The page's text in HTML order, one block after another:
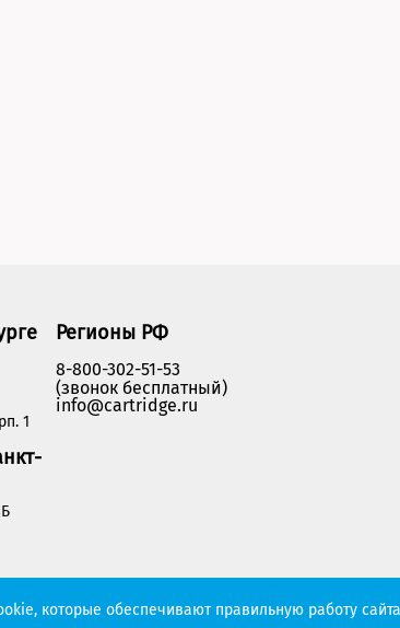
1
Регионы РФ
8-800-302-51-53
(звонок бесплатный)
info@cartridge.ru
Политика конфиденциальности
которые обеспечивают правильную работу